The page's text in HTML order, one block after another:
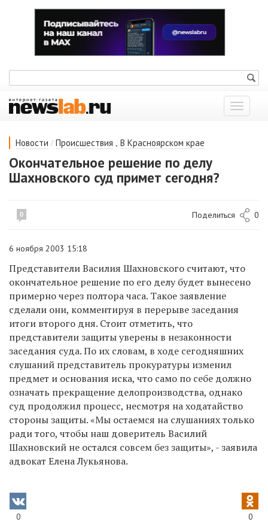
Показать
меню
Новости / Происшествия , В Красноярском крае
Окончательное решение по делу
Шахновского суд примет сегодня?
0 Поделиться 0
6 ноября 2003 15:18
Представители Василия Шахновского считают, что
окончательное решение по его делу будет вынесено
примерно через полтора часа. Такое заявление
сделали они, комментируя в перерыве заседания
итоги второго дня. Стоит отметить, что
представители защиты уверены в незаконности
заседания суда. По их словам, в ходе сегодняшних
слушаний представитель прокуратуры изменил
предмет и основания иска, что само по себе должно
означать прекращение делопроизводства, однако
суд продолжил процесс, несмотря на ходатайство
стороны защиты. «Мы остаемся на слушаниях только
ради того, чтобы наш доверитель Василий
Шахновский не остался совсем без защиты», - заявила
адвокат Елена Лукьянова.
0 0